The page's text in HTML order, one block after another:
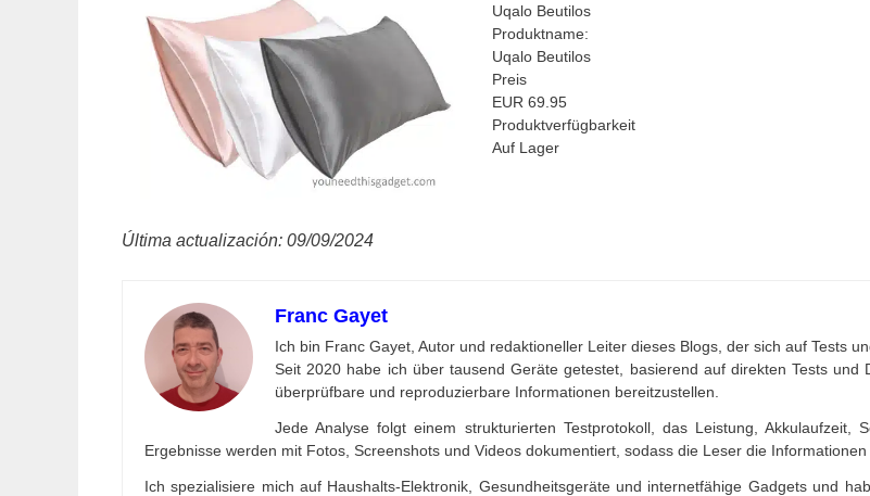
Uqalo Beutilos
Produktname:
Uqalo Beutilos
Preis
EUR 69.95
Produktverfügbarkeit
Auf Lager
Última actualización: 09/09/2024
Franc Gayet
Ich bin Franc Gayet, Autor und redaktioneller Leiter dieses Blogs, der sich auf Tests
Seit 2020 habe ich über tausend Geräte getestet, basierend auf direkten Tests
überprüfbare und reproduzierbare Informationen bereitzustellen.
Jede Analyse folgt einem strukturierten Testprotokoll, das Leistung, Akkulaufzeit,
Ergebnisse werden mit Fotos, Screenshots und Videos dokumentiert, sodass die Leser die
Ich spezialisiere mich auf Haushalts-Elektronik, Gesundheitsgeräte und internetfähige Gadgets und